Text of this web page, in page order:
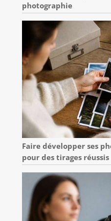
photographie
Faire développer ses
pour des tirages réussis